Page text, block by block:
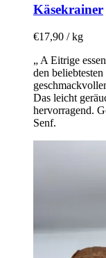
Käsekrainer
€17,90 / kg
„ A Eitrige
den
Das leicht
hervorragend.
Senf.